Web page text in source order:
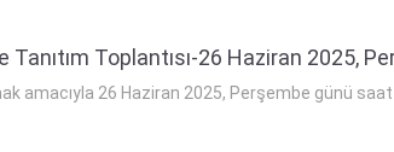
Tanıtım Toplantısı-26 Haziran 2025,
amacıyla 26 Haziran 2025, Perşembe günü